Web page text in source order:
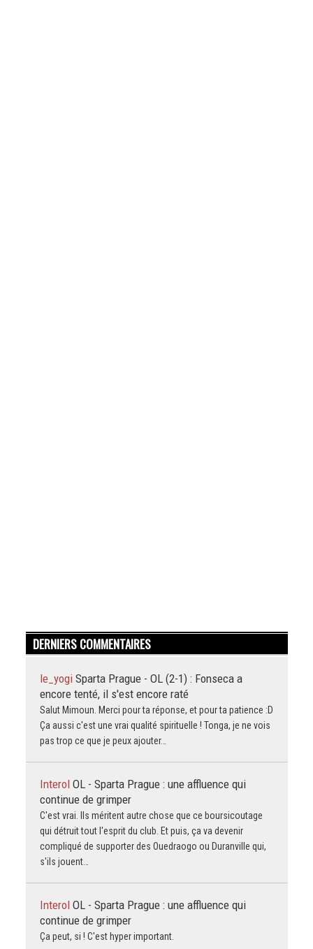
DERNIERS COMMENTAIRES
le_yogi Sparta Prague - OL (2-1) : Fonseca a
encore tenté, il s'est encore raté
Salut Mimoun. Merci pour ta réponse, et pour ta patience :D
Ça aussi c'est une vrai qualité spirituelle ! Tonga, je ne vois
pas trop ce que je peux ajouter…
Interol OL - Sparta Prague : une affluence qui
continue de grimper
C'est vrai. Ils méritent autre chose que ce boursicoutage
qui détruit tout l'esprit du club. Et puis, ça va devenir
compliqué de supporter des Ouedraogo ou Duranville qui,
s'ils jouent…
Interol OL - Sparta Prague : une affluence qui
continue de grimper
Ça peut, si ! C'est hyper important.